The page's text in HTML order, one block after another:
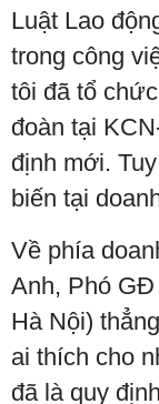
Luật Lao
trong công
tôi đã tổ
đoàn tại
định mới.
biến tại
Về phía
Anh, Phó GĐ
Hà Nội)
ai thích cho
đã là quy